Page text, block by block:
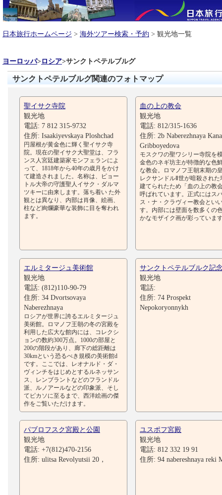
日本旅行ホームページ > 海外ツアー検索・予約 > 観光地一覧
ヨーロッパ>ロシア>サンクトペテルブルグ
サンクトペテルブルグ関連のフォトマップ
聖イサク寺院
観光地
電話: 7 812 315-9732
住所: Isaakiyevskaya Ploshchad
円屋根が黄金色に輝く聖イサク寺
院。現在の聖イサク大聖堂は、フラ
ンス人宮廷建築家モンフェランによ
って、1818年から40年の歳月をかけ
て建造されました。名称は、ピョー
トル大帝の守護聖人イサク・ダルマ
ツキーに由来します。落ち着い た外
観とは異なり、内部は肖像、絵画、
柱など絢爛豪華な装飾に目を奪われ
ます。
血の上の教会
観光地
電話: 812/315-1636
住所: 2b Naberezhnaya
Gribboyedova
モスクワの聖ワシリー寺院を
金色のネギ坊主が特徴的な色
な教会。ロマノフ王朝末期の
レクサンドルⅡ世が暗殺された
建てられたため「血の上の教
呼ばれています。正式にはス
ス・ナ・クラヴィー教会とい
す。内部には壁面を数多くの
かなモザイク画が彩っていま
エルミタージュ美術館
観光地
電話: (812)110-90-79
住所: 34 Dvortsovaya
Naberezhnaya
ロシアが世界に誇るエルミタージュ
美術館。ロマノフ王朝の冬の宮殿を
利用した広大な館内には、コレクシ
ョンの数約300万点。1000の部屋と
200の階段があり、廊下の総距離は
30kmという恐るべき規模の美術館d
です。ここでは、レオナルド・ダ・
ヴィンチをはじめとするルネッサン
ス、レンブラントなどのフランドル
派、ルノアールなどの印象派、そし
てピカソに至るまで、西洋絵画の傑
作をご覧いただけます。
サンクトペテルブルク記
観光地
電話:
住所: 74 Prospekt
Nepokoryonnykh
パブロフスク宮殿と公園
観光地
電話: +7(812)470-2156
住所: ulitsa Revolyutsii 20，
ユスポフ宮殿
観光地
電話: 812 332 19 91
住所: 94 nabereshnaya reki